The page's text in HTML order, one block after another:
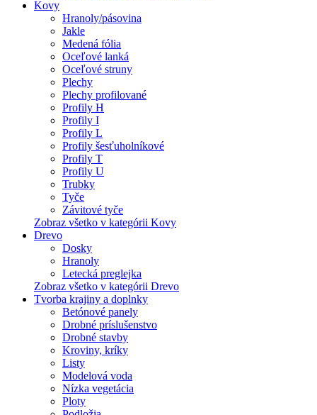
Kovy
Hranoly/pásovina
Jakle
Medená fólia
Oceľové lanká
Oceľové struny
Plechy
Plechy profilované
Profily H
Profily I
Profily L
Profily šesťuholníkové
Profily T
Profily U
Trubky
Tyče
Závitové tyče
Zobraz všetko v kategórii Kovy
Drevo
Dosky
Hranoly
Letecká preglejka
Zobraz všetko v kategórii Drevo
Tvorba krajiny a doplnky
Betónové panely
Drobné príslušenstvo
Drobné stavby
Kroviny, kríky
Listy
Modelová voda
Nízka vegetácia
Ploty